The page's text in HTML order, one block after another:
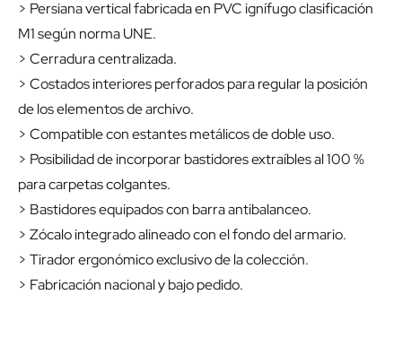
> Persiana vertical fabricada en PVC ignífugo clasificación
M1 según norma UNE.
> Cerradura centralizada.
> Costados interiores perforados para regular la posición
de los elementos de archivo.
> Compatible con estantes metálicos de doble uso.
> Posibilidad de incorporar bastidores extraíbles al 100 %
para carpetas colgantes.
> Bastidores equipados con barra antibalanceo.
> Zócalo integrado alineado con el fondo del armario.
> Tirador ergonómico exclusivo de la colección.
> Fabricación nacional y bajo pedido.